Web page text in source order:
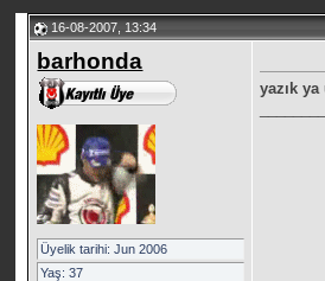
16-08-2007, 13:34
barhonda
Üyelik tarihi: Jun 2006
Yaş: 37
yazık